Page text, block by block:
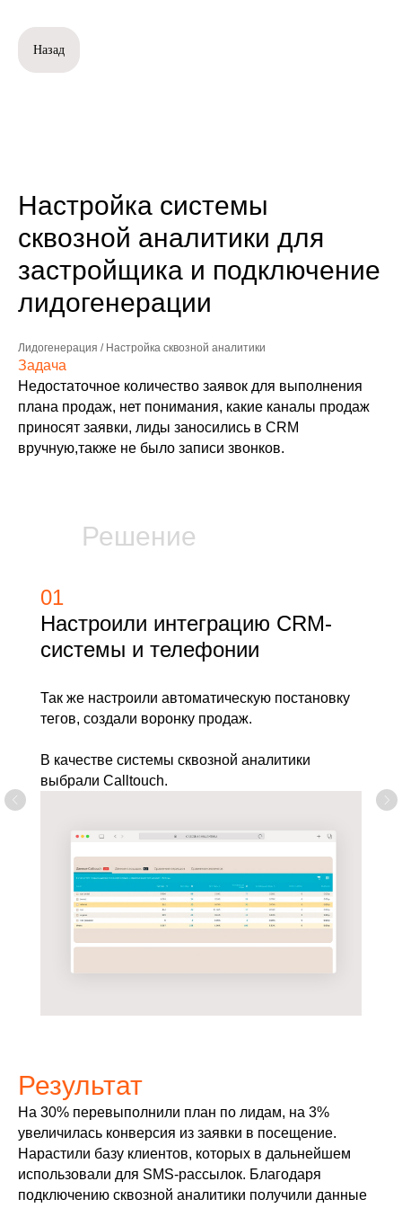
Назад
Настройка системы
сквозной аналитики для
застройщика и подключение
лидогенерации
Лидогенерация / Настройка сквозной аналитики
Задача
Недостаточное количество заявок для выполнения
плана продаж, нет понимания, какие каналы продаж
приносят заявки, лиды заносились в CRM
вручную,также не было записи звонков.
Решение
01
Настроили интеграцию CRM-
системы и телефонии
Так же настроили автоматическую постановку
тегов, создали воронку продаж.
В качестве системы сквозной аналитики
выбрали Calltouch.
Результат
На 30% перевыполнили план по лидам, на 3%
увеличилась конверсия из заявки в посещение.
Нарастили базу клиентов, которых в дальнейшем
использовали для SMS-рассылок. Благодаря
подключению сквозной аналитики получили данные